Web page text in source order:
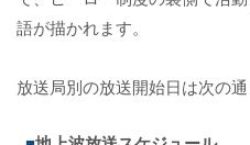
語が描かれます。
放送局別の放送開始日は次の通